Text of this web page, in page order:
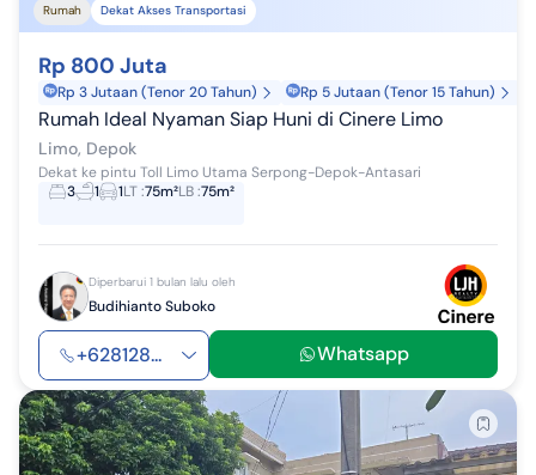
Rumah Dekat Akses Transportasi
Rp 800 Juta
Rp 3 Jutaan (Tenor 20 Tahun) Rp 5 Jutaan (Tenor 15 Tahun)
Rumah Ideal Nyaman Siap Huni di Cinere Limo
Limo, Depok
Dekat ke pintu Toll Limo Utama Serpong-Depok-Antasari
3
1 1LT:75m²LB:75m²
Diperbarui 1 bulan lalu oleh
Budihianto Suboko
+628128... Whatsapp